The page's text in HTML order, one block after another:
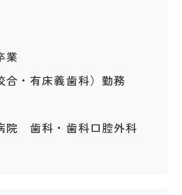
業
合・有床義歯科）勤務
院 歯科・歯科口腔外科